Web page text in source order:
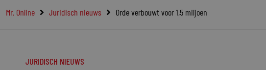
Mr. Online Juridisch nieuws Orde verbouwt voor 1,5 miljoen
JURIDISCH NIEUWS